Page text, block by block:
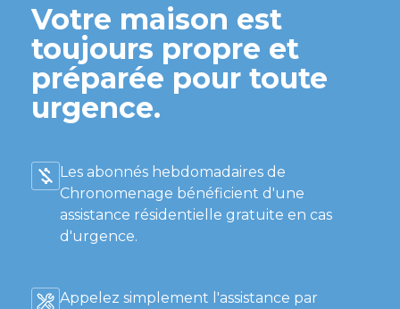
Votre maison est
toujours propre et
préparée pour toute
urgence.
Les abonnés hebdomadaires de
Chronomenage bénéficient d'une
assistance résidentielle gratuite en cas
d'urgence.
Appelez simplement l'assistance par